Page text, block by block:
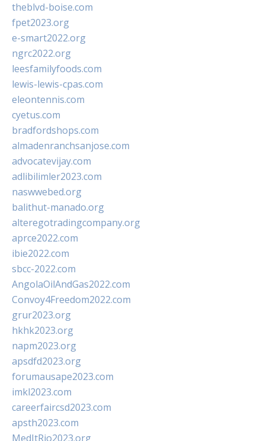
theblvd-boise.com
fpet2023.org
e-smart2022.org
ngrc2022.org
leesfamilyfoods.com
lewis-lewis-cpas.com
eleontennis.com
cyetus.com
bradfordshops.com
almadenranchsanjose.com
advocatevijay.com
adlibilimler2023.com
naswwebed.org
balithut-manado.org
alteregotradingcompany.org
aprce2022.com
ibie2022.com
sbcc-2022.com
AngolaOilAndGas2022.com
Convoy4Freedom2022.com
grur2023.org
hkhk2023.org
napm2023.org
apsdfd2023.org
forumausape2023.com
imkl2023.com
careerfaircsd2023.com
apsth2023.com
MedItRio2023.org